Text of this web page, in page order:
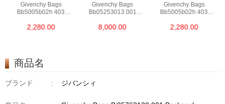
Givenchy Bags
Bb5005b02h 403
2,280.00
Givenchy Bags
Bb05253013 001
8,000.00
Givenchy Bags
Bb5005b02h 403
2,280.00
商品名
ブランド : ジバンシィ